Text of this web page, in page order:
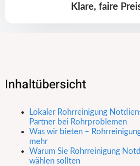
Klare, faire
Inhaltübersicht
Lokaler Rohrreinigung
Partner bei Rohrproblemen
Was wir bieten –
mehr
Warum Sie Rohrreinigung
wählen sollten